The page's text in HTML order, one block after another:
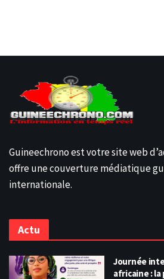
Guineechrono est votre site web
offre une couverture médiatique
internationale.
Actu
Journée
africaine :